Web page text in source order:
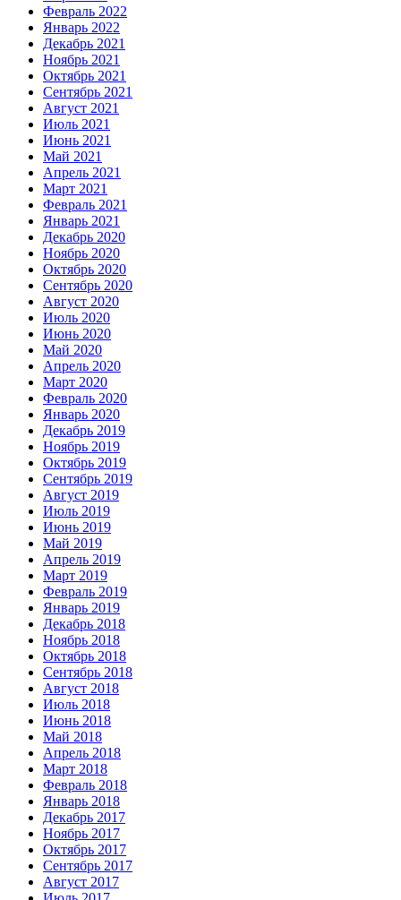
Февраль 2022
Январь 2022
Декабрь 2021
Ноябрь 2021
Октябрь 2021
Сентябрь 2021
Август 2021
Июль 2021
Июнь 2021
Май 2021
Апрель 2021
Март 2021
Февраль 2021
Январь 2021
Декабрь 2020
Ноябрь 2020
Октябрь 2020
Сентябрь 2020
Август 2020
Июль 2020
Июнь 2020
Май 2020
Апрель 2020
Март 2020
Февраль 2020
Январь 2020
Декабрь 2019
Ноябрь 2019
Октябрь 2019
Сентябрь 2019
Август 2019
Июль 2019
Июнь 2019
Май 2019
Апрель 2019
Март 2019
Февраль 2019
Январь 2019
Декабрь 2018
Ноябрь 2018
Октябрь 2018
Сентябрь 2018
Август 2018
Июль 2018
Июнь 2018
Май 2018
Апрель 2018
Март 2018
Февраль 2018
Январь 2018
Декабрь 2017
Ноябрь 2017
Октябрь 2017
Сентябрь 2017
Август 2017